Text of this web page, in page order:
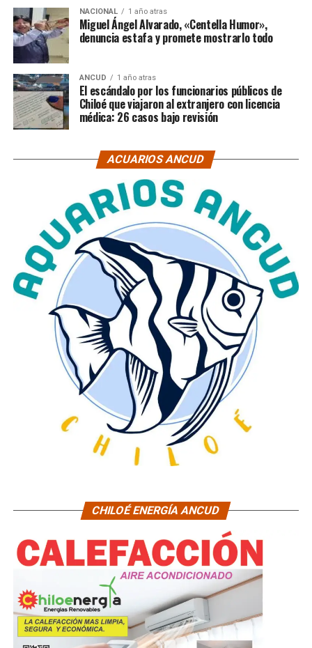
NACIONAL 1 año atras
Miguel Ángel Alvarado, «Centella Humor»,
denuncia estafa y promete mostrarlo todo
ANCUD 1 año atras
El escándalo por los funcionarios públicos de
Chiloé que viajaron al extranjero con licencia
médica: 26 casos bajo revisión
ACUARIOS ANCUD
CHILOÉ ENERGÍA ANCUD